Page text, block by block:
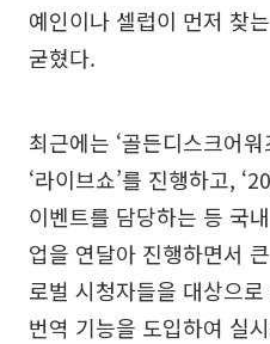
예인이나 셀럽이 먼저 찾
굳혔다.
최근에는 ‘골든디스크어
‘라이브쇼’를 진행하고,
이벤트를 담당하는 등 국
업을 연달아 진행하면서
로벌 시청자들을 대상으
번역 기능을 도입하여 실